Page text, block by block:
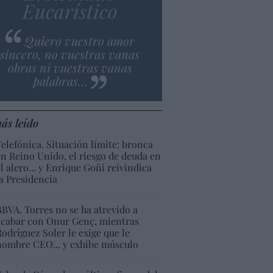
Eucarístico
Quiero vuestro amor
sincero, no vuestras vanas
obras ni vuestras vanas
palabras…
leído
Situación límite: bronca
Reino Unido, el riesgo de deuda en
alero... y Enrique Goñi reivindica
Presidencia
Torres no se ha atrevido a
con Onur Genç, mientras
Soler le exige que le
CEO... y exhibe músculo